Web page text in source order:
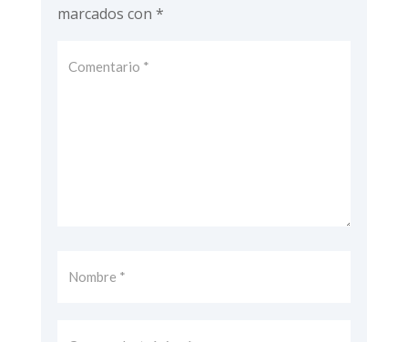
marcados con *